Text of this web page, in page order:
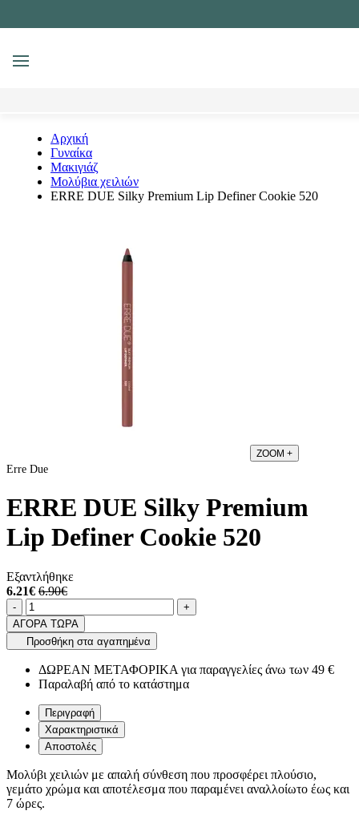
MENU
Αρχική
Γυναίκα
Μακιγιάζ
Μολύβια χειλιών
ERRE DUE Silky Premium Lip Definer Cookie 520
ZOOM +
Erre Due
ERRE DUE Silky Premium
Lip Definer Cookie 520
Εξαντλήθηκε
6.21€ 6.90€
Ποσότητα
-product.increase.quantity +
ΑΓΟΡΑ ΤΩΡΑ
Προσθήκη στα αγαπημένα
ΔΩΡΕΑΝ ΜΕΤΑΦΟΡΙΚΑ για παραγγελίες άνω των 49 €
Παραλαβή από το κατάστημα
Περιγραφή
Χαρακτηριστικά
Αποστολές
Μολύβι χειλιών με απαλή σύνθεση που προσφέρει πλούσιο,
γεμάτο χρώμα και αποτέλεσμα που παραμένει αναλλοίωτο έως και
7 ώρες.